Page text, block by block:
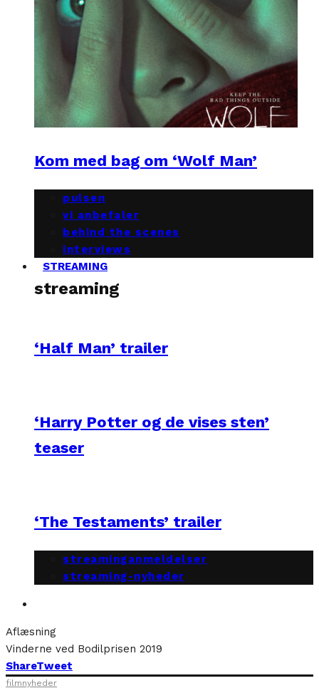
Kom med bag om ‘Wolf Man’
pulsen
vi anbefaler
behind the scenes
interviews
STREAMING
streaming
‘Half Man’ trailer
‘Harry Potter og de vises sten’
teaser
‘The Testaments’ trailer
streaminganmeldelser
streaming-nyheder
Aflæsning
Vinderne ved Bodilprisen 2019
ShareTweet
filmnyheder